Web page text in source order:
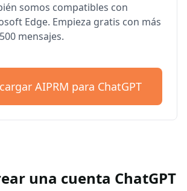
somos compatibles con
Edge. Empieza gratis con más
mensajes.
AIPRM para ChatGPT
una cuenta ChatGPT